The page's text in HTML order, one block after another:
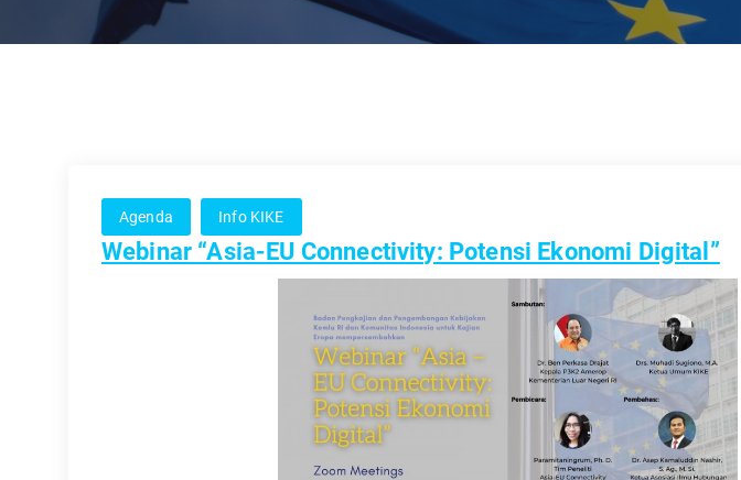
Agenda Info KIKE
Webinar “Asia-EU Connectivity: Potensi Ekonomi Digital”